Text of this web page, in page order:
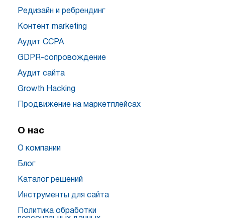
Редизайн и ребрендинг
Контент marketing
Аудит CCPA
GDPR-сопровождение
Аудит сайта
Growth Hacking
Продвижение на маркетплейсах
О нас
О компании
Блог
Каталог решений
Инструменты для сайта
Политика обработки